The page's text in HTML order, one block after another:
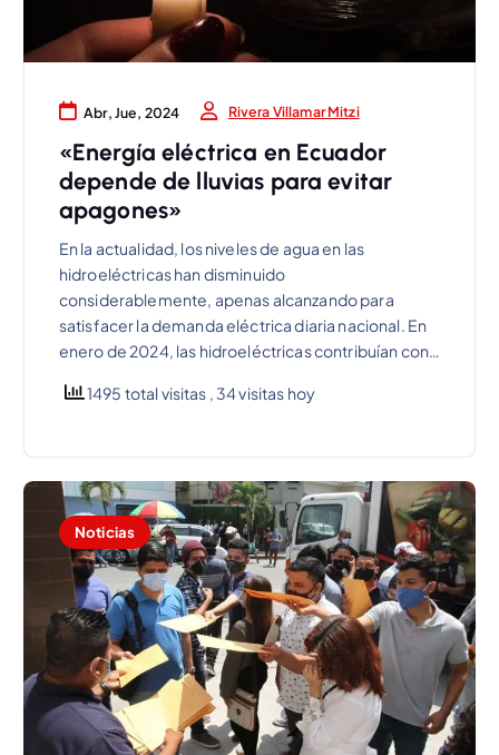
Abr, Jue, 2024 Rivera Villamar Mitzi
«Energía eléctrica en Ecuador
depende de lluvias para evitar
apagones»
En la actualidad, los niveles de agua en las
hidroeléctricas han disminuido
considerablemente, apenas alcanzando para
satisfacer la demanda eléctrica diaria nacional. En
enero de 2024, las hidroeléctricas contribuían con…
1495 total visitas , 34 visitas hoy
Noticias